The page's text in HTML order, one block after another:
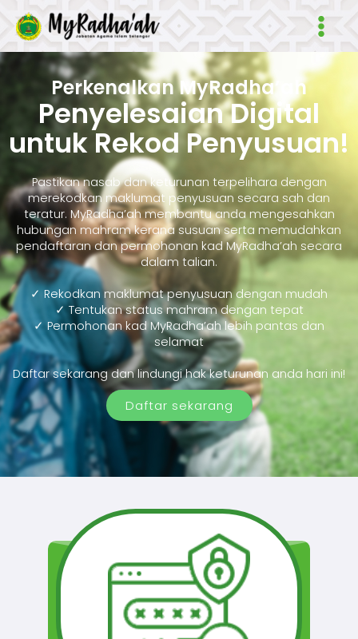
Main
Perkenalkan MyRadha’ah
Penyelesaian Digital
untuk Rekod Penyusuan!
Pastikan nasab dan keturunan terpelihara dengan
merekodkan maklumat penyusuan secara sah dan
teratur. MyRadha’ah membantu anda mengesahkan
hubungan mahram kerana susuan serta memudahkan
pendaftaran dan permohonan kad MyRadha’ah secara
dalam talian.
✓ Rekodkan maklumat penyusuan dengan mudah
✓ Tentukan status mahram dengan tepat
✓ Permohonan kad MyRadha’ah lebih pantas dan
selamat
Daftar sekarang dan lindungi hak keturunan anda hari ini!
Daftar sekarang